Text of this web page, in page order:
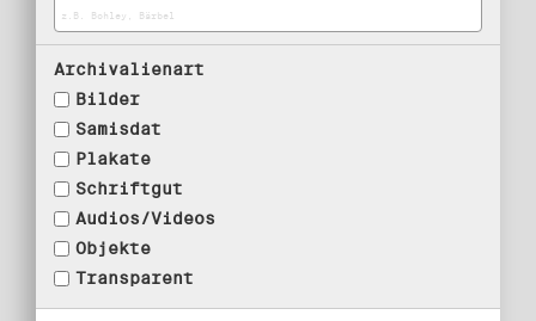
Archivalienart
Bilder
Samisdat
Plakate
Schriftgut
Audios/Videos
Objekte
Transparent